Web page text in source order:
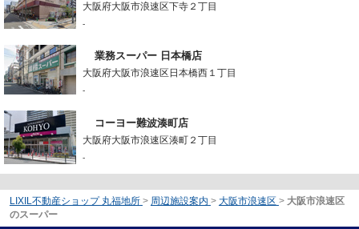
大阪府大阪市浪速区下寺２丁目
-
業務スーパー 日本橋店
大阪府大阪市浪速区日本橋西１丁目
-
コーヨー難波湊町店
大阪府大阪市浪速区湊町２丁目
-
LIXIL不動産ショップ 丸福地所 > 周辺施設案内 > 大阪市浪速区 > 大阪市浪速区
のスーパー